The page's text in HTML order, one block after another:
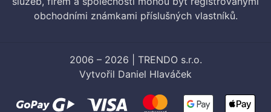
obchodními známkami příslušných vlastníků.
2006 – 2026 | TRENDO s.r.o.
Vytvořil Daniel Hlaváček